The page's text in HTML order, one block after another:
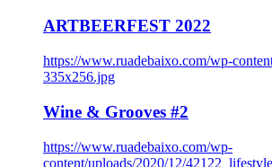
ARTBEERFEST 2022
https://www.ruadebaixo.com/wp-
335x256.jpg
Wine & Grooves #2
https://www.ruadebaixo.com/wp-
content/uploads/2020/12/